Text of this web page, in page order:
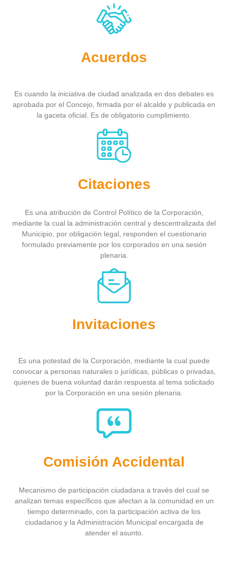
Acuerdos
Es cuando la iniciativa de ciudad analizada en dos debates es
aprobada por el Concejo, firmada por el alcalde y publicada en
la gaceta oficial. Es de obligatorio cumplimiento.
Citaciones
Es una atribución de Control Político de la Corporación,
mediante la cual la administración central y descentralizada del
Municipio, por obligación legal, responden el cuestionario
formulado previamente por los corporados en una sesión
plenaria.
Invitaciones
Es una potestad de la Corporación, mediante la cual puede
convocar a personas naturales o jurídicas, públicas o privadas,
quienes de buena voluntad darán respuesta al tema solicitado
por la Corporación en una sesión plenaria.
Comisión Accidental
Mecanismo de participación ciudadana a través del cual se
analizan temas específicos que afectan a la comunidad en un
tiempo determinado, con la participación activa de los
ciudadanos y la Administración Municipal encargada de
atender el asunto.